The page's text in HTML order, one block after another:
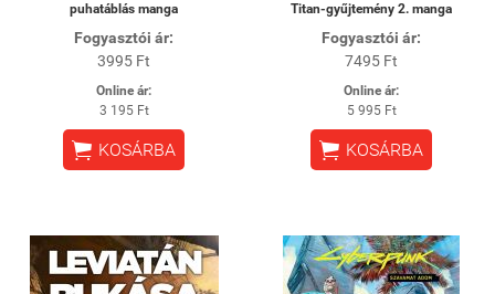
puhatáblás manga
Fogyasztói ár:
3995 Ft
Online ár:
3 195 Ft
 KOSÁRBA
Titan-gyűjtemény 2. manga
Fogyasztói ár:
7495 Ft
Online ár:
5 995 Ft
 KOSÁRBA